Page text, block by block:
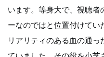
います。等身大で、視聴者
ーなのではと位置付けてい
リアリティのある血の通